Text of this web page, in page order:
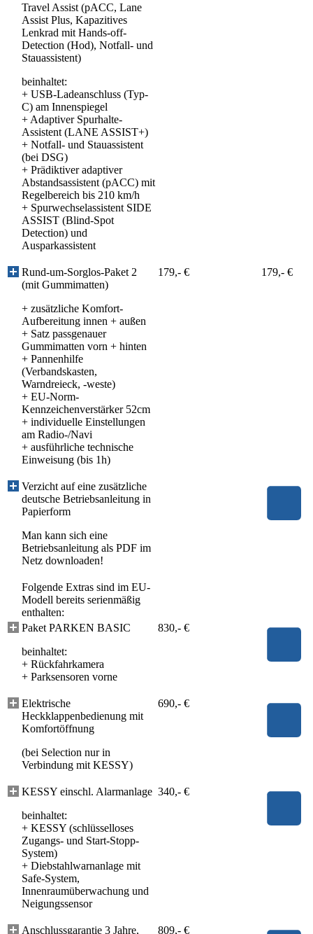
Travel Assist (pACC, Lane
Assist Plus, Kapazitives
Lenkrad mit Hands-off-
Detection (Hod), Notfall- und
Stauassistent)
beinhaltet:
+ USB-Ladeanschluss (Typ-
C) am Innenspiegel
+ Adaptiver Spurhalte-
Assistent (LANE ASSIST+)
+ Notfall- und Stauassistent
(bei DSG)
+ Prädiktiver adaptiver
Abstandsassistent (pACC) mit
Regelbereich bis 210 km/h
+ Spurwechselassistent SIDE
ASSIST (Blind-Spot
Detection) und
Ausparkassistent
Rund-um-Sorglos-Paket 2
(mit Gummimatten)
+ zusätzliche Komfort-
Aufbereitung innen + außen
+ Satz passgenauer
Gummimatten vorn + hinten
+ Pannenhilfe
(Verbandskasten,
Warndreieck, -weste)
+ EU-Norm-
Kennzeichenverstärker 52cm
+ individuelle Einstellungen
am Radio-/Navi
+ ausführliche technische
Einweisung (bis 1h)
179,- € 179,- €
Verzicht auf eine zusätzliche
deutsche Betriebsanleitung in
Papierform
Man kann sich eine
Betriebsanleitung als PDF im
Netz downloaden!
Folgende Extras sind im EU-
Modell bereits serienmäßig
enthalten:
Paket PARKEN BASIC
beinhaltet:
+ Rückfahrkamera
+ Parksensoren vorne
830,- €
Elektrische
Heckklappenbedienung mit
Komfortöffnung
(bei Selection nur in
Verbindung mit KESSY)
690,- €
KESSY einschl. Alarmanlage
beinhaltet:
+ KESSY (schlüsselloses
Zugangs- und Start-Stopp-
System)
+ Diebstahlwarnanlage mit
Safe-System,
Innenraumüberwachung und
Neigungssensor
340,- €
Anschlussgarantie 3 Jahre, 809,- €